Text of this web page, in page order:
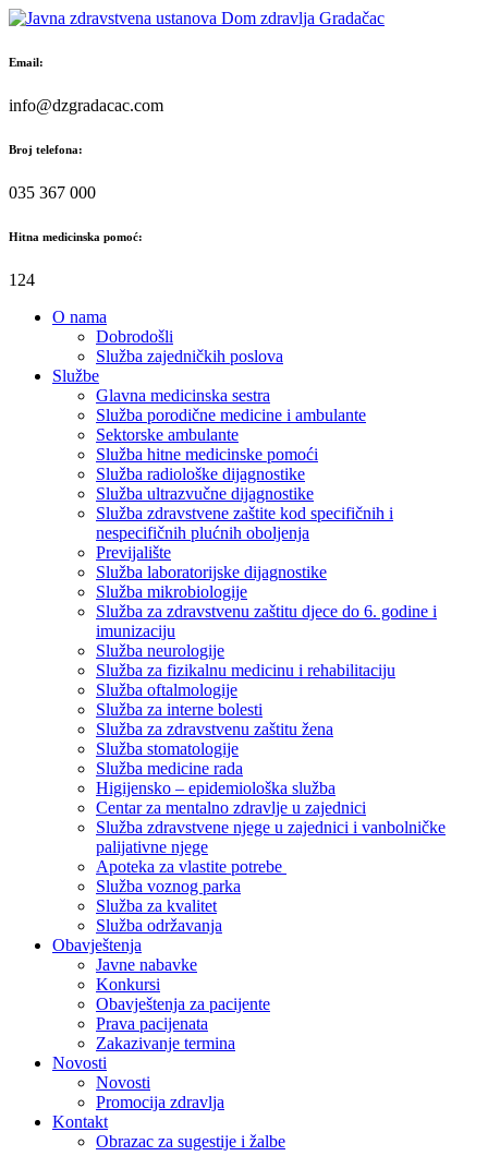
Skip
content
Email:
info@dzgradacac.com
Broj telefona:
035 367 000
Hitna medicinska pomoć:
124
O nama
Dobrodošli
Služba zajedničkih poslova
Službe
Glavna medicinska sestra
Služba porodične medicine i ambulante
Sektorske ambulante
Služba hitne medicinske pomoći
Služba radiološke dijagnostike
Služba ultrazvučne dijagnostike
Služba zdravstvene zaštite kod specifičnih i
nespecifičnih plućnih oboljenja
Previjalište
Služba laboratorijske dijagnostike
Služba mikrobiologije
Služba za zdravstvenu zaštitu djece do 6. godine i
imunizaciju
Služba neurologije
Služba za fizikalnu medicinu i rehabilitaciju
Služba oftalmologije
Služba za interne bolesti
Služba za zdravstvenu zaštitu žena
Služba stomatologije
Služba medicine rada
Higijensko – epidemiološka služba
Centar za mentalno zdravlje u zajednici
Služba zdravstvene njege u zajednici i vanbolničke
palijativne njege
Apoteka za vlastite potrebe
Služba voznog parka
Služba za kvalitet
Služba održavanja
Obavještenja
Javne nabavke
Konkursi
Obavještenja za pacijente
Prava pacijenata
Zakazivanje termina
Novosti
Novosti
Promocija zdravlja
Kontakt
Obrazac za sugestije i žalbe